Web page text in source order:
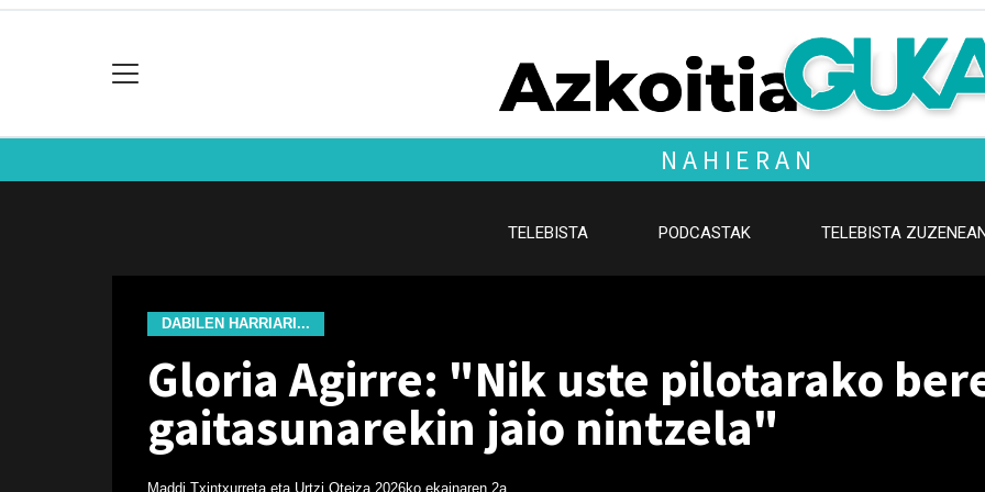
NAHIERAN
TELEBISTA PODCASTAK TELEBISTA
DABILEN HARRIARI...
Gloria Agirre: "Nik uste pilotarako
gaitasunarekin jaio nintzela"
Maddi Txintxurreta eta Urtzi Oteiza 2026ko ekainaren 2a